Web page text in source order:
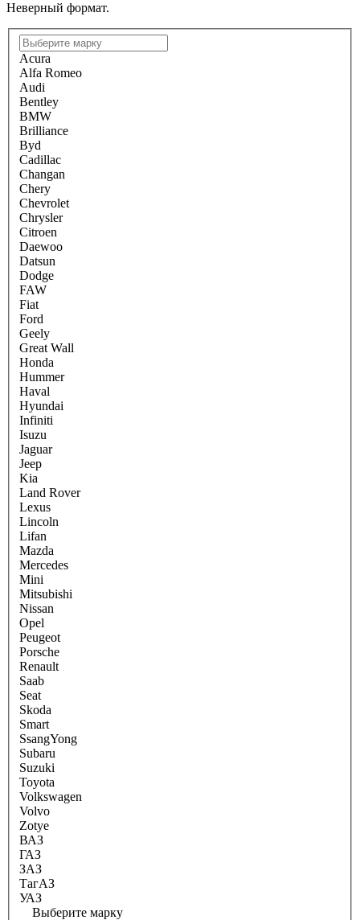
Неверный формат.
Acura
Alfa Romeo
Audi
Bentley
BMW
Brilliance
Byd
Cadillac
Changan
Chery
Chevrolet
Chrysler
Citroen
Daewoo
Datsun
Dodge
FAW
Fiat
Ford
Geely
Great Wall
Honda
Hummer
Haval
Hyundai
Infiniti
Isuzu
Jaguar
Jeep
Kia
Land Rover
Lexus
Lincoln
Lifan
Mazda
Mercedes
Mini
Mitsubishi
Nissan
Opel
Peugeot
Porsche
Renault
Saab
Seat
Skoda
Smart
SsangYong
Subaru
Suzuki
Toyota
Volkswagen
Volvo
Zotye
ВАЗ
ГАЗ
ЗАЗ
ТагАЗ
УАЗ
Выберите марку